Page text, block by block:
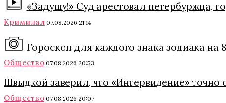
«Задушу!» Суд арестовал петербуржца,
Криминал 07.08.2026 21:14
Гороскоп для каждого знака зодиака на
Общество 07.08.2026 20:53
Швыдкой заверил, что «Интервидение» точно
Общество 07.08.2026 20:07